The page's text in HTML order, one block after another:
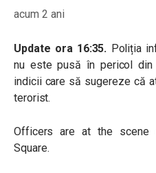
acum 2 ani
Update ora 16:35. Poliția
nu este pusă în pericol
indicii care să sugereze că
terorist.
Officers are at the
Square.